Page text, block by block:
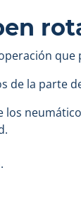
de la parte
los